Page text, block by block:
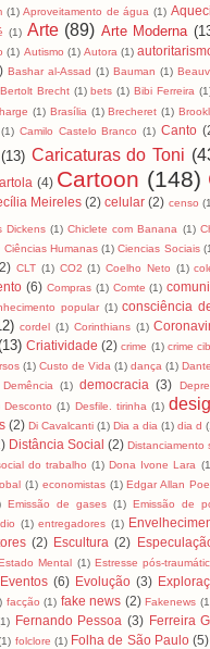
(1) Aproveitamento de água (1)
(1) Arte (89) Arte Moderna
(1) Autismo (1) Autora (1)
Bashar al-Assad (1) Bauman (1)
Bertolt Brecht (1) bets (1) Bibi Ferreira
(1) Brasília (1) Brecheret (1)
(1) Camilo Castelo Branco (1) Canto
(13) Caricaturas do Toni
(4) Cartoon (148)
Meireles (2) celular (2) censo
Dickens (1) Chiclete com Banana (1)
Ciências Humanas (1) Ciencias Sociais
CLT (1) CO2 (1) Coelho Neto (1)
(6) Compras (1) Comte (1)
popular (1) consciência
cordel (1) Corinthians (1)
Criatividade (2) crime (1) crime
(1) Custo de Vida (1) dança (1)
Demência (1) democracia (3)
Desconto (1) Desfile. tirinha (1)
(2) Di Cavalcanti (1) Dia a dia (1) dia d
Distância Social (2) Distanciamento
do trabalho (1) Dona Ivone Lara
(1) economistas (1) Edgar Allan Poe
Emissão de gases (1) Emissão de
(1) entregadores (1)
(2) Escultura (2)
Mental (1) Estresse pós-
Eventos (6) Evolução (3)
facção (1) fake news (2) Fakenews
Fernando Pessoa (3) Ferreira
folclore (1) Folha de São Paulo (5)